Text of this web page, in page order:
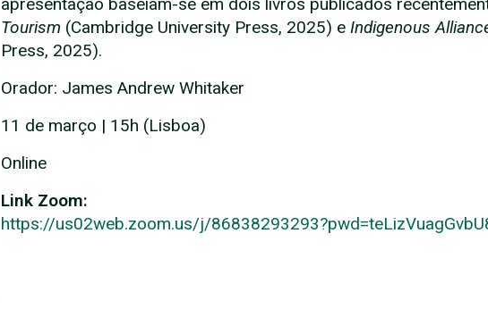
Tourism (Cambridge University Press, 2025) e Indigenous
Press, 2025).
Orador: James Andrew Whitaker
11 de março | 15h (Lisboa)
Online
Link Zoom:
https://us02web.zoom.us/j/86838293293?pwd=